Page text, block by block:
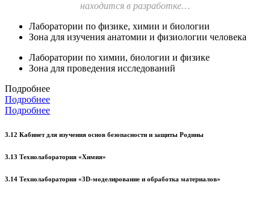
находится в разработке…
Лаборатории по физике, химии и биологии
Зона для изучения анатомии и физиологии человека
Лаборатории по химии, биологии и физике
Зона для проведения исследований
Подробнее
Подробнее
Подробнее
3.12 Кабинет для изучения основ безопасности и защиты Родины
3.13 Технолаборатория «Химия»
3.14 Технолаборатория «3D-моделирование и обработка материалов»